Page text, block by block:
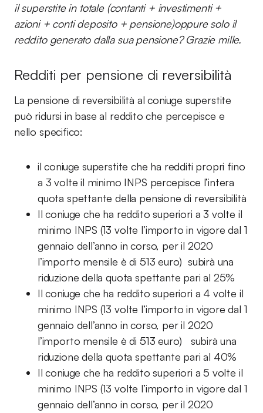
il superstite in totale (contanti + investimenti +
azioni + conti deposito + pensione)oppure solo il
reddito generato dalla sua pensione? Grazie mille.
Redditi per pensione di reversibilità
La pensione di reversibilità al coniuge superstite
può ridursi in base al reddito che percepisce e
nello specifico:
il coniuge superstite che ha redditi propri fino
a 3 volte il minimo INPS percepisce l’intera
quota spettante della pensione di reversibilità
Il coniuge che ha reddito superiori a 3 volte il
minimo INPS (13 volte l’importo in vigore dal 1
gennaio dell’anno in corso, per il 2020
l’importo mensile è di 513 euro) subirà una
riduzione della quota spettante pari al 25%
Il coniuge che ha reddito superiori a 4 volte il
minimo INPS (13 volte l’importo in vigore dal 1
gennaio dell’anno in corso, per il 2020
l’importo mensile è di 513 euro) subirà una
riduzione della quota spettante pari al 40%
Il coniuge che ha reddito superiori a 5 volte il
minimo INPS (13 volte l’importo in vigore dal 1
gennaio dell’anno in corso, per il 2020